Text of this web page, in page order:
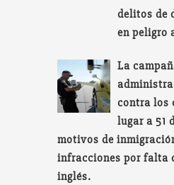
delitos de
en peligro
La
contra los
lugar a 51
motivos de
infracciones por falta
inglés.